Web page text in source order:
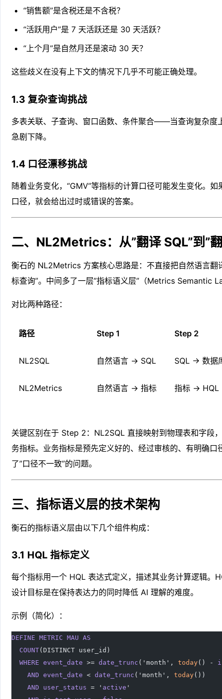
“销售额”是含税还是不含税？
“活跃用户”是 7 天活跃还是 30 天活跃？
“上个月”是自然月还是滚动 30 天？
这些歧义在没有上下文的情况下几乎不可能正确处理。
1.3 复杂查询挑战
多表关联、子查询、窗口函数、条件聚合——当查询复杂度
急剧下降。
1.4 口径漂移挑战
随着业务变化，“GMV”等指标的计算口径可能发生变化。
口径，就会给出过时或错误的答案。
二、NL2Metrics：从”翻译 SQL”到”
衡石的 NL2Metrics 方案核心思路是：不直接把自然语言翻
标查询”。中间多了一层”指标语义层”（Metrics Semantic
对比两种路径：
路径 Step 1 Step 2
NL2SQL 自然语言 → SQL SQL → 数据
NL2Metrics 自然语言 → 指标 指标 → HQL
关键区别在于 Step 2：NL2SQL 直接映射到物理表和字段
务指标。业务指标是预先定义好的、经过审核的、有明确
了”口径不一致”的问题。
三、指标语义层的技术架构
衡石的指标语义层由以下几个组件构成：
3.1 HQL 指标定义
每个指标用一个 HQL 表达式定义，描述其业务计算逻辑。
设计目标是在保持表达力的同时降低 AI 理解的难度。
示例（简化）：
DEFINE METRIC MAU AS
  COUNT
(DISTINCT user_id)
  WHERE
event_date >= date_trunc ('month', today() -
    AND
event_date < date_trunc ('month', today())
    AND
user_status = ' active '